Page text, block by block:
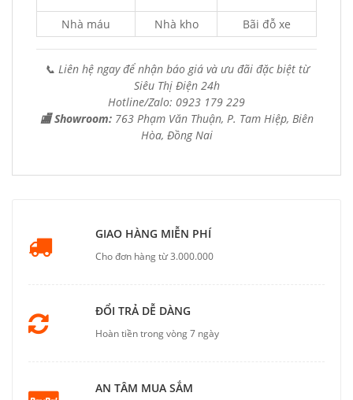
Nhà máu Nhà kho Bãi đỗ xe
📞 Liên hệ ngay để nhận báo giá và ưu đãi đặc biệt từ
Siêu Thị Điện 24h
Hotline/Zalo: 0923 179 229
🏬 Showroom: 763 Phạm Văn Thuận, P. Tam Hiệp, Biên
Hòa, Đồng Nai
GIAO HÀNG MIỄN PHÍ
Cho đơn hàng từ 3.000.000
ĐỔI TRẢ DỄ DÀNG
Hoàn tiền trong vòng 7 ngày
AN TÂM MUA SẮM